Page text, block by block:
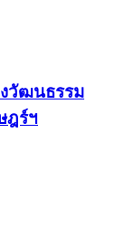
วัฒนธรรม
ฎร์ฯ